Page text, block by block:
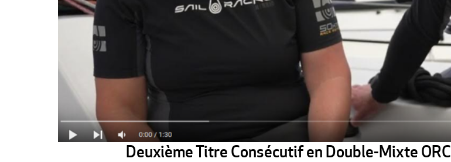
Deuxième Titre Consécutif en Double-Mixte ORC